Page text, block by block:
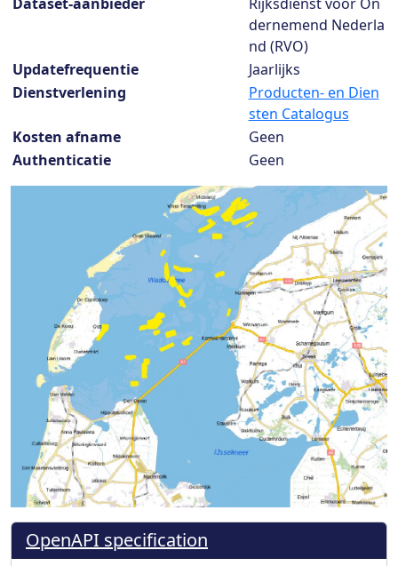
dernemend Nederla
nd (RVO)
Updatefrequentie
Jaarlijks
Dienstverlening
Producten- en Dien
sten Catalogus
Kosten afname
Geen
Authenticatie
Geen
OpenAPI specification